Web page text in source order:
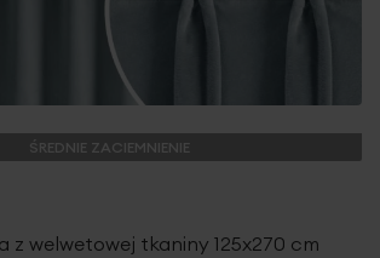
ŚREDNIE ZACIEMNIENIE
z welwetowej tkaniny 125x270 cm